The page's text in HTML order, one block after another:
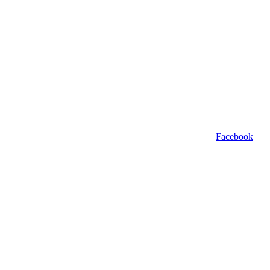
Facebook